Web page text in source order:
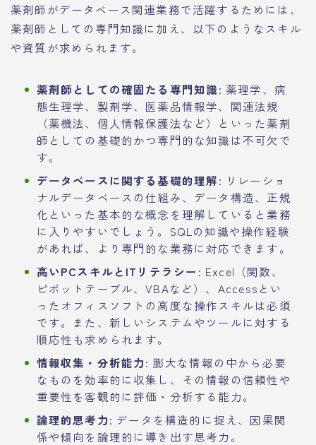
薬剤師がデータベース関連業務で活躍するためには、
薬剤師としての専門知識に加え、以下のようなスキル
や資質が求められます。
薬剤師としての確固たる専門知識: 薬理学、病
態生理学、製剤学、医薬品情報学、関連法規
（薬機法、個人情報保護法など）といった薬剤
師としての基礎的かつ専門的な知識は不可欠で
す。
データベースに関する基礎的理解: リレーショ
ナルデータベースの仕組み、データ構造、正規
化といった基本的な概念を理解していると業務
に入りやすいでしょう。SQLの知識や操作経験
があれば、より専門的な業務に対応できます。
高いPCスキルとITリテラシー : Excel（関数、
ピボットテーブル、VBAなど）、Accessとい
ったオフィスソフトの高度な操作スキルは必須
です。また、新しいシステムやツールに対する
順応性も求められます。
情報収集・分析能力: 膨大な情報の中から必要
なものを効率的に収集し、その情報の信頼性や
重要性を客観的に評価・分析する能力。
論理的思考力: データを構造的に捉え、因果関
係や傾向を論理的に導き出す思考力。